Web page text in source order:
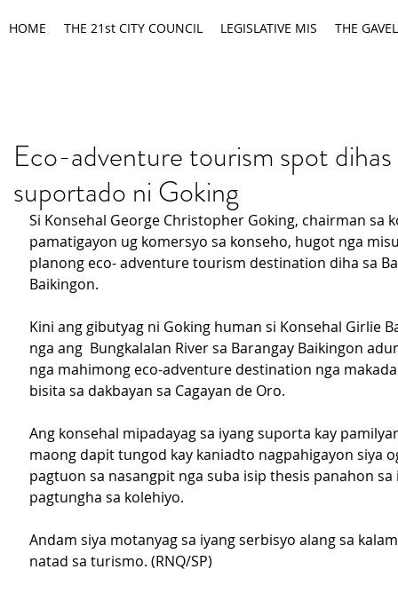
HOME THE 21st CITY COUNCIL LEGISLATIVE MIS THE GAVEL
Eco-adventure tourism spot
suportado ni Goking
Si Konsehal George Christopher Goking, chairman sa
pamatigayon ug komersyo sa konseho, hugot nga
planong eco- adventure tourism destination diha sa
Baikingon.
Kini ang gibutyag ni Goking human si Konsehal Girlie
nga ang  Bungkalalan River sa Barangay Baikingon
nga mahimong eco-adventure destination nga
bisita sa dakbayan sa Cagayan de Oro.
Ang konsehal mipadayag sa iyang suporta kay
maong dapit tungod kay kaniadto nagpahigayon siya
pagtuon sa nasangpit nga suba isip thesis panahon
pagtungha sa kolehiyo.
Andam siya motanyag sa iyang serbisyo alang sa
natad sa turismo. (RNQ/SP)